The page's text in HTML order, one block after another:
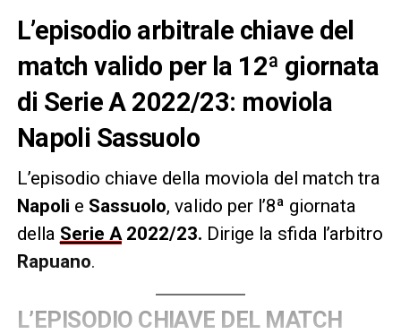
L’episodio arbitrale chiave del
match valido per la 12ª giornata
di Serie A 2022/23: moviola
Napoli Sassuolo
L’episodio chiave della moviola del match tra
Napoli e Sassuolo, valido per l’8ª giornata
della Serie A2022/23. Dirige la sfida l’arbitro
Rapuano.
L’EPISODIO CHIAVE DEL MATCH